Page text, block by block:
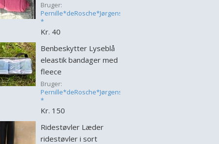
Bruger:
Pernille*deRosche*Jørgensen
*
Kr. 40
Benbeskytter Lyseblå
eleastik bandager med
fleece
Bruger:
Pernille*deRosche*Jørgensen
*
Kr. 150
Ridestøvler Læder
ridestøvler i sort